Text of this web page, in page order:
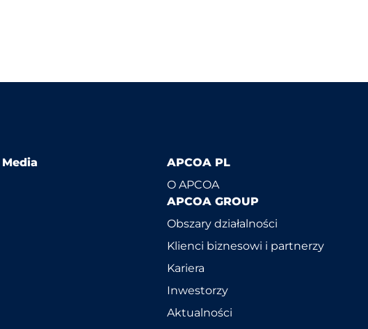
APCOA PL
O APCOA
APCOA GROUP
Obszary działalności
Klienci biznesowi i partnerzy
Kariera
Inwestorzy
Aktualności